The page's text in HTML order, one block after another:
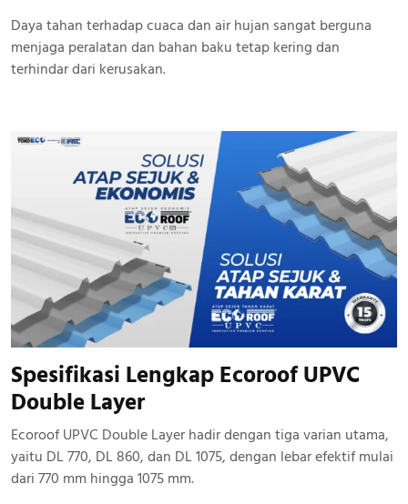
Daya tahan terhadap cuaca dan air hujan sangat berguna
menjaga peralatan dan bahan baku tetap kering dan
terhindar dari kerusakan.
Spesifikasi Lengkap Ecoroof UPVC
Double Layer
Ecoroof UPVC Double Layer hadir dengan tiga varian utama,
yaitu DL 770, DL 860, dan DL 1075, dengan lebar efektif mulai
dari 770 mm hingga 1075 mm.